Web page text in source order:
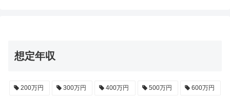
想定年収
200万円 300万円 400万円 500万円 600万円